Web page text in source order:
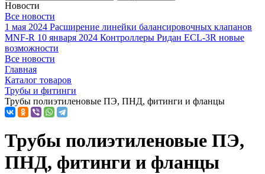
Новости
Все новости
1 мая 2024 Расширение линейки балансировочных клапанов
MNF-R 10 января 2024 Контроллеры Ридан ECL-3R новые
возможности
Все новости
Главная
Каталог товаров
Трубы и фитинги
Трубы полиэтиленовые ПЭ, ПНД, фитинги и фланцы
Трубы полиэтиленовые ПЭ,
ПНД, фитинги и фланцы